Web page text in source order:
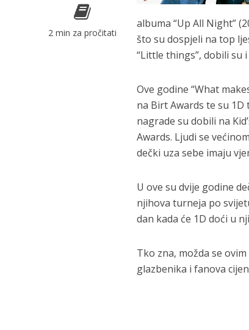
2 min za pročitati
albuma “Up All Night”
što su dospjeli na top
“Little things”, dobili su
Ove godine “What
na Birt Awards te su
nagrade su dobili na
Awards. Ljudi se
dečki uza sebe imaju
U ove su dvije godine
njihova turneja po
dan kada će 1D doći u
Tko zna, možda se
glazbenika i fanova